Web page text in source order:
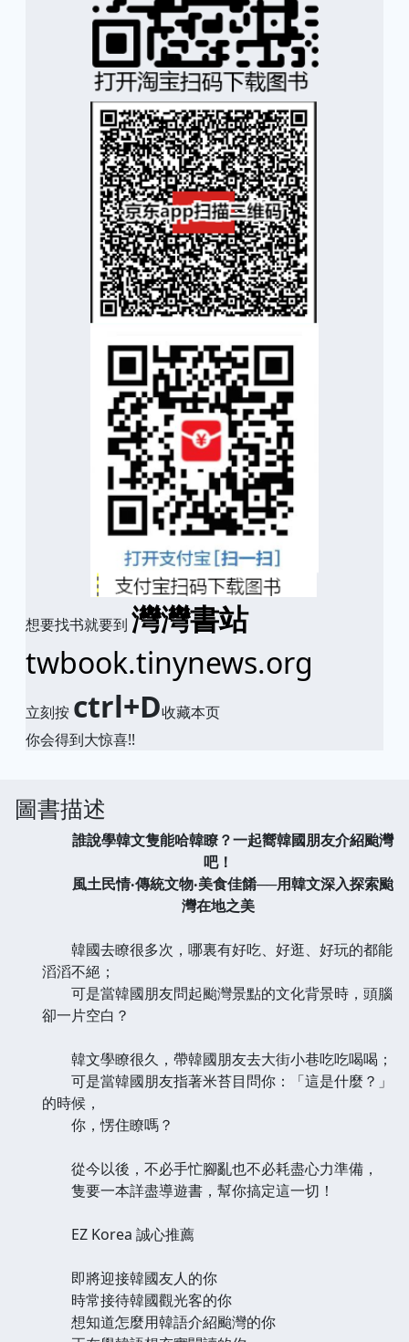
想要找书就要到 灣灣書站
twbook.tinynews.org
立刻按 ctrl+D收藏本页
你会得到大惊喜!!
圖書描述
誰說學韓文隻能哈韓瞭？一起嚮韓國朋友介紹颱灣
吧！
風土民情‧傳統文物‧美食佳餚──用韓文深入探索颱
灣在地之美
韓國去瞭很多次，哪裏有好吃、好逛、好玩的都能
滔滔不絕；
可是當韓國朋友問起颱灣景點的文化背景時，頭腦
卻一片空白？
韓文學瞭很久，帶韓國朋友去大街小巷吃吃喝喝；
可是當韓國朋友指著米苔目問你：「這是什麼？」
的時候，
你，愣住瞭嗎？
從今以後，不必手忙腳亂也不必耗盡心力準備，
隻要一本詳盡導遊書，幫你搞定這一切！
EZ Korea 誠心推薦
即將迎接韓國友人的你
時常接待韓國觀光客的你
想知道怎麼用韓語介紹颱灣的你